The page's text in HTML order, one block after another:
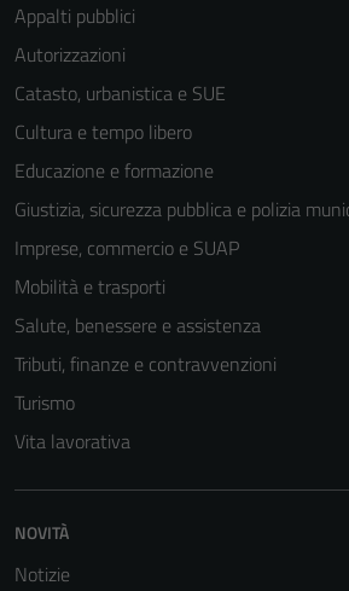
Appalti pubblici
Autorizzazioni
Catasto, urbanistica e SUE
Cultura e tempo libero
Educazione e formazione
Giustizia, sicurezza pubblica e polizia
Imprese, commercio e SUAP
Mobilità e trasporti
Salute, benessere e assistenza
Tributi, finanze e contravvenzioni
Turismo
Vita lavorativa
NOVITÀ
Notizie